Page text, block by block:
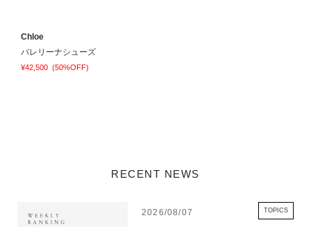
Chloe
バレリーナシューズ
¥42,500 (50%OFF)
RECENT NEWS
2026/08/07 TOPICS